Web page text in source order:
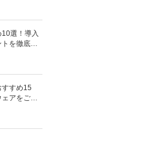
選！導入
を徹底解
すめ15
アをご紹